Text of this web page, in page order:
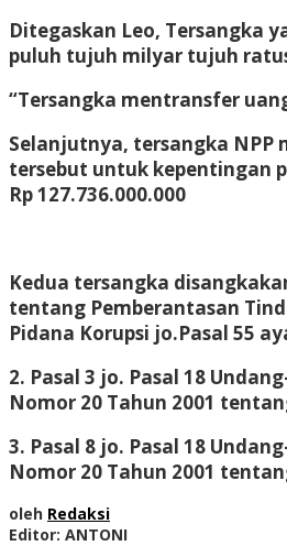
Ditegaskan Leo, Tersangka
puluh tujuh milyar tujuh
“Tersangka mentransfer
Selanjutnya, tersangka NPP
tersebut untuk kepentingan
Rp 127.736.000.000
Kedua tersangka
tentang Pemberantasan
Pidana Korupsi jo.Pasal 55
2. Pasal 3 jo. Pasal 18
Nomor 20 Tahun 2001
3. Pasal 8 jo. Pasal 18
Nomor 20 Tahun 2001
oleh Redaksi
Editor: ANTONI